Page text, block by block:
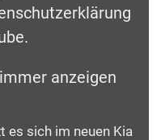
.
anzeigen
es sich im neuen Kia